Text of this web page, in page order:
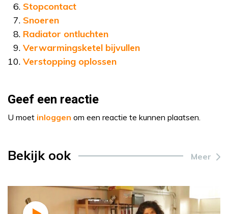
Stopcontact
Snoeren
Radiator ontluchten
Verwarmingsketel bijvullen
Verstopping oplossen
Geef een reactie
U moet inloggen om een reactie te kunnen plaatsen.
Bekijk ook Meer